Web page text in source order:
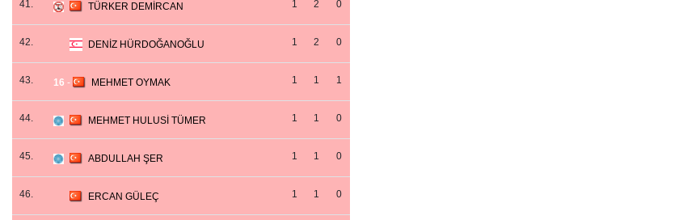
41. TÜRKER DEMİRCAN 1 2 0
42. DENİZ HÜRDOĞANOĞLU 1 2 0
43. 16 - MEHMET OYMAK 1 1 1
44. MEHMET HULUSİ TÜMER 1 1 0
45. ABDULLAH ŞER 1 1 0
46. ERCAN GÜLEÇ 1 1 0